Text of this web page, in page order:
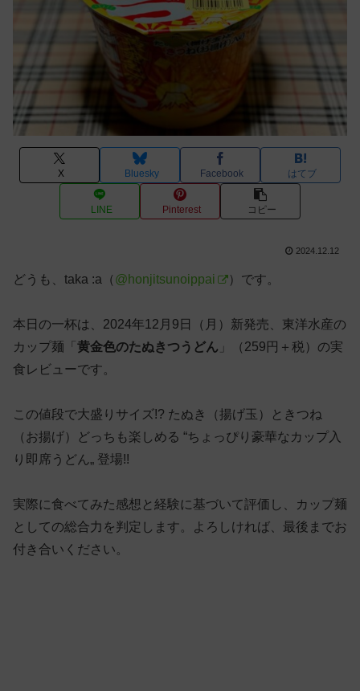
X Bluesky Facebook はてブ
LINE Pinterest コピー
2024.12.12
どうも、taka :a（ @honjitsunoippai ）です。
本日の一杯は、2024年12月9日（月）新発売、東洋水産の
カップ麺「 黄金色のたぬきつうどん 」（259円＋税）の実
食レビューです。
この値段で大盛りサイズ!? たぬき（揚げ玉）ときつね
（お揚げ）どっちも楽しめる “ちょっぴり豪華なカップ入
り即席うどん„ 登場!!
実際に食べてみた感想と経験に基づいて評価し、カップ麺
としての総合力を判定します。よろしければ、最後までお
付き合いください。